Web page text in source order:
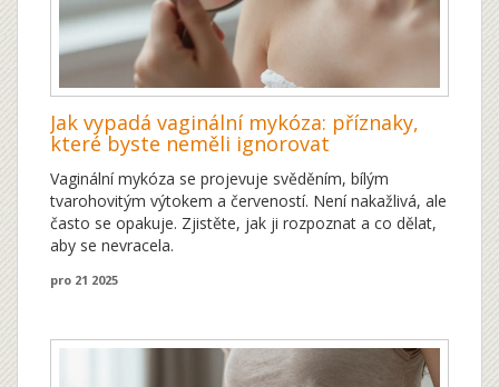
Jak vypadá vaginální mykóza: příznaky,
které byste neměli ignorovat
Vaginální mykóza se projevuje svěděním, bílým
tvarohovitým výtokem a červeností. Není nakažlivá, ale
často se opakuje. Zjistěte, jak ji rozpoznat a co dělat,
aby se nevracela.
pro 21 2025